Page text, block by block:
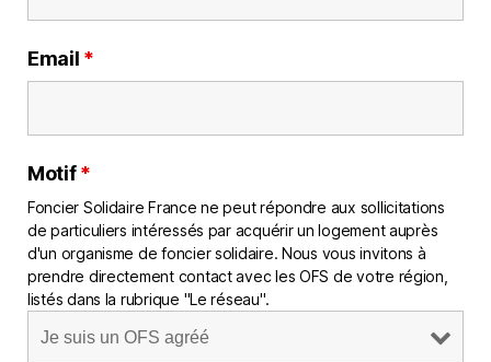
Email *
Motif*
Foncier Solidaire France ne peut répondre aux sollicitations
de particuliers intéressés par acquérir un logement auprès
d'un organisme de foncier solidaire. Nous vous invitons à
prendre directement contact avec les OFS de votre région,
listés dans la rubrique "Le réseau".